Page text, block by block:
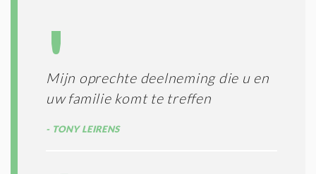
Mijn oprechte deelneming die u en
uw familie komt te treffen
TONY LEIRENS